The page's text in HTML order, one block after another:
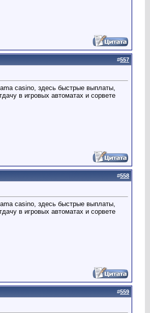
#557
casino, здесь быстрые выплаты,
в игровых автоматах и сорвете
#558
casino, здесь быстрые выплаты,
в игровых автоматах и сорвете
#559